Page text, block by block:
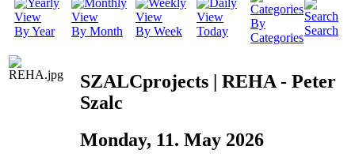
By Year By Month By Week Today
By
Categories
Search
SZALCprojects | REHA - Peter
Szalc
Monday, 11. May 2026